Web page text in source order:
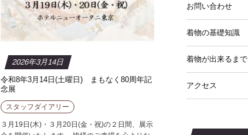
2026年3月14日
令和8年3月14日(土曜日) まもなく80周年記
念展
スタッフダイアリー
３月19日(木)・３月20日(金・祝)の２日間、展示
お問い合わせ
着物の基礎知識
着物が出来るまで
アクセス